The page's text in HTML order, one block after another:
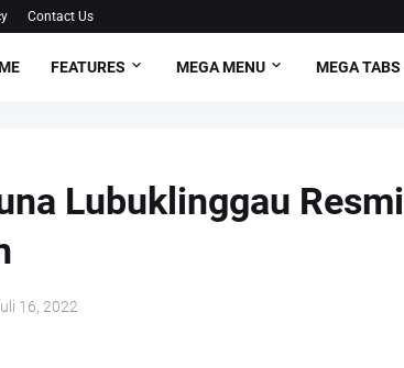
Contact Us
FEATURES MEGA MENU MEGA TABS
Lubuklinggau Resmi
16, 2022